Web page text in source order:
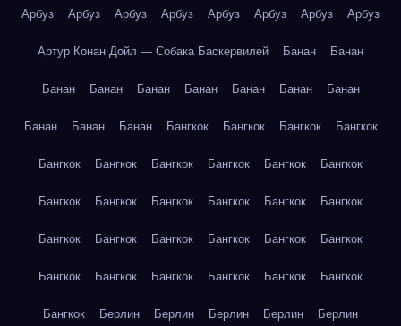
Арбуз Арбуз Арбуз Арбуз Арбуз Арбуз Арбуз Арбуз
Артур Конан Дойл — Собака Баскервилей Банан Банан
Банан Банан Банан Банан Банан Банан Банан
Банан Банан Банан Бангкок Бангкок Бангкок Бангкок
Бангкок Бангкок Бангкок Бангкок Бангкок Бангкок
Бангкок Бангкок Бангкок Бангкок Бангкок Бангкок
Бангкок Бангкок Бангкок Бангкок Бангкок Бангкок
Бангкок Бангкок Бангкок Бангкок Бангкок Бангкок
Бангкок Берлин Берлин Берлин Берлин Берлин